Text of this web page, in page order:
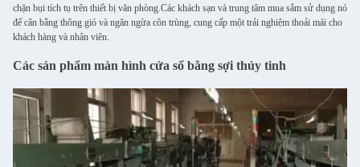
chặn bụi tích tụ trên thiết bị văn phòng.Các khách sạn và trung tâm mua sắm sử dụng nó
để cân bằng thông gió và ngăn ngừa côn trùng, cung cấp một trải nghiệm thoải mái cho
khách hàng và nhân viên.
Các sản phẩm màn hình cửa sổ bằng sợi thủy tinh